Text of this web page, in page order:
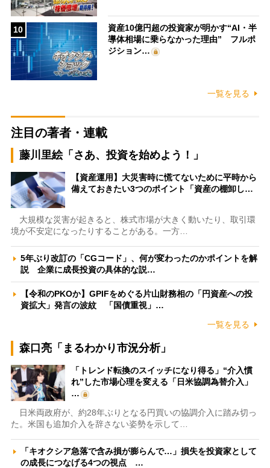
10
資産10億円超の投資家が明かす“AI・半
導体相場に乗らなかった理由” フルポ
ジション…
一覧を見る
注目の著者・連載
藤川里絵「さあ、投資を始めよう！」
【資産運用】大災害時に慌てないために平時から
備えておきたい3つのポイント「資産の棚卸し…
大規模な災害が起きると、株式市場が大きく動いたり、取引環
境が不安定になったりすることがある。一方…
5年ぶり改訂の「CGコード」、何が変わったのかポイントを解
説 企業に成長投資の具体的な説…
【令和のPKOか】GPIFをめぐる片山財務相の「円資産への投
資拡大」発言の波紋 「国債重視」…
一覧を見る
森口亮「まるわかり市況分析」
「トレンド転換のスイッチになり得る」“介入慣
れ”した市場心理を変える「日米協調為替介入」
…
日米両政府が、約28年ぶりとなる円買いの協調介入に踏み切っ
た。米国も追加介入を辞さない姿勢を示して…
「キオクシア急落で含み損が膨らんで…」損失を投資家として
の成長につなげる4つの視点 …